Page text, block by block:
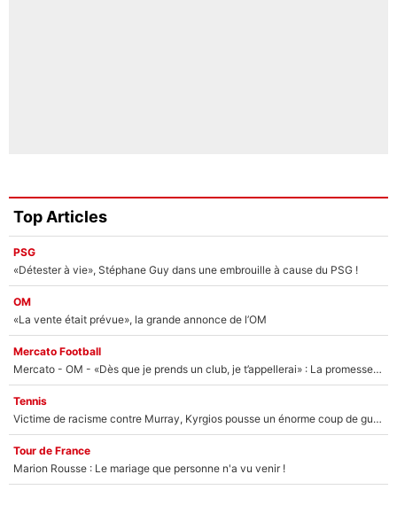
Top Articles
PSG
«Détester à vie», Stéphane Guy dans une embrouille à cause du PSG !
OM
«La vente était prévue», la grande annonce de l’OM
Mercato Football
Mercato - OM - «Dès que je prends un club, je t’appellerai» : La promesse de Marcelino au moment de claquer la porte
Tennis
Victime de racisme contre Murray, Kyrgios pousse un énorme coup de gueule !
Tour de France
Marion Rousse : Le mariage que personne n'a vu venir !